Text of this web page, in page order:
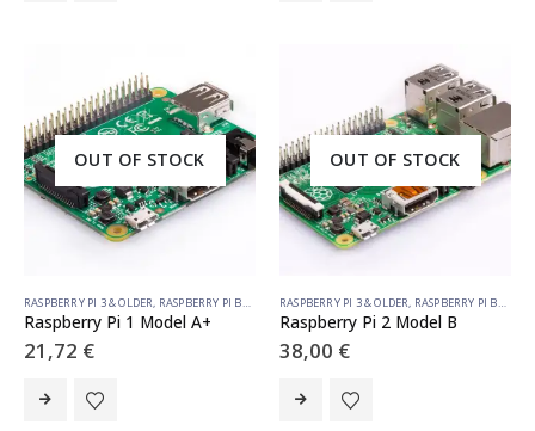
OUT OF STOCK
RASPBERRY PI 3 & OLDER, RASPBERRY PI BOARDS
Raspberry Pi 1 Model A+
21,72 €
OUT OF STOCK
RASPBERRY PI 3 & OLDER, RASPBERRY PI BOARDS
Raspberry Pi 2 Model B
38,00 €